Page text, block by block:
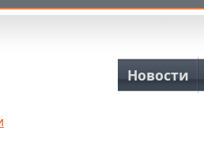
Новости